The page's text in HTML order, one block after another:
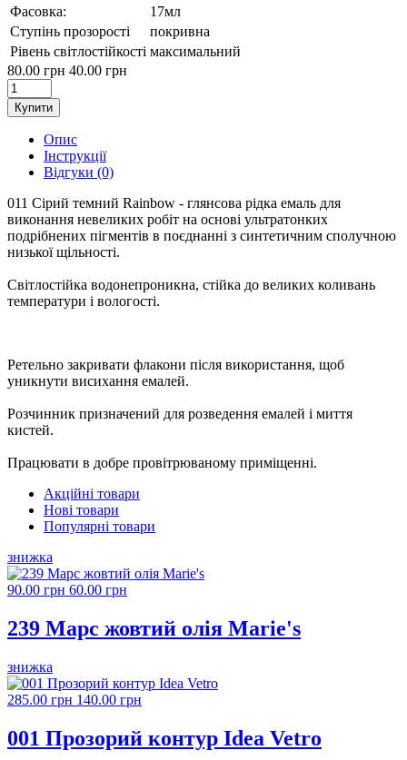
Фасовка:
17мл
Ступінь прозорості
покривна
Рівень світлостійкості максимальний
80.00 грн 40.00 грн
Купити
Опис
Інструкції
Відгуки (0)
011 Сірий темний Rainbow - глянсова рідка емаль для
виконання невеликих робіт на основі ультратонких
подрібнених пігментів в поєднанні з синтетичним сполучною
низької щільності.
Cвітлостійка водонепроникна, стійка до великих коливань
температури і вологості.
Ретельно закривати флакони після використання, щоб
уникнути висихання емалей.
Розчинник призначений для розведення емалей і миття
кистей.
Працювати в добре провітрюваному приміщенні.
Акційні товари
Нові товари
Популярні товари
знижка
90.00 грн 60.00 грн
239 Марс жовтий олія Marie's
знижка
285.00 грн 140.00 грн
001 Прозорий контур Idea Vetro